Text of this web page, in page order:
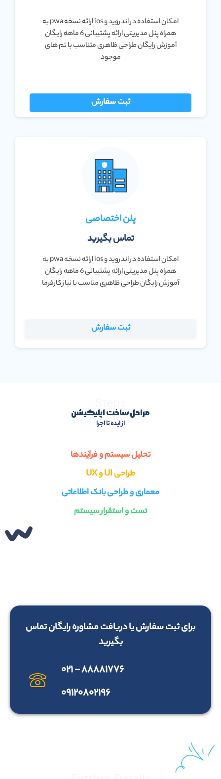
امکان استفاده در اندروید و ios ارائه نسخه pwa به
همراه پنل مدیریتی ارائه پشتیبانی 6 ماهه رایگان
آموزش رایگان طراحی ظاهری متناسب با تم های
موجود
ثبت سفارش
پلن اختصاصی
تماس بگیرید
امکان استفاده در اندروید و ios ارائه نسخه pwa به
همراه پنل مدیریتی ارائه پشتیبانی 6 ماهه رایگان
آموزش رایگان طراحی ظاهری مناسب با نیاز کارفرما
ثبت سفارش
مراحل ساخت اپلیکیشن
از ایده تا اجرا
تحلیل سیستم و فرآیندها
طراحی UI و UX
معماری و طراحی بانک اطلاعاتی
تست و استقرار سیستم
برای ثبت سفارش یا دریافت مشاوره رایگان تماس
بگیرید
۸۸۸۸۱۷۷۶ - ۰۲۱
۰۹۱۲۰۸۰۲۱۹۶